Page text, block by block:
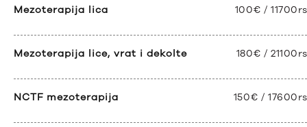
Mezoterapija lica 100€ /
Mezoterapija lice, vrat i dekolte 180€ /
NCTF mezoterapija 150€ /